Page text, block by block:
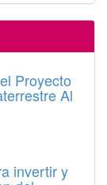
Proyecto
Al
invertir y